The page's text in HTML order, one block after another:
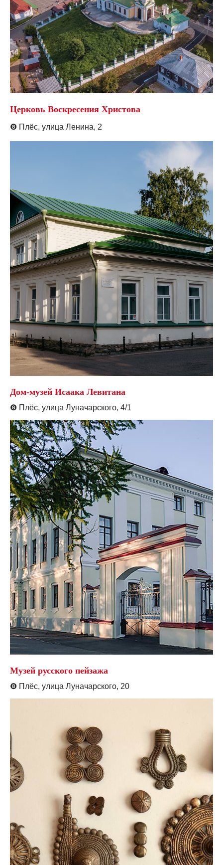
Церковь Воскресения Христова
❽ Плёс, улица Ленина, 2
Дом-музей Исаака Левитана
❽ Плёс, улица Луначарского, 4/1
Музей русского пейзажа
❽ Плёс, улица Луначарского, 20